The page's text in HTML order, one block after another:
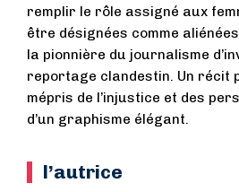
remplir le rôle assigné aux
être désignées comme
la pionnière du journalisme
reportage clandestin. Un récit
mépris de l’injustice et des
d’un graphisme élégant.
l’autrice